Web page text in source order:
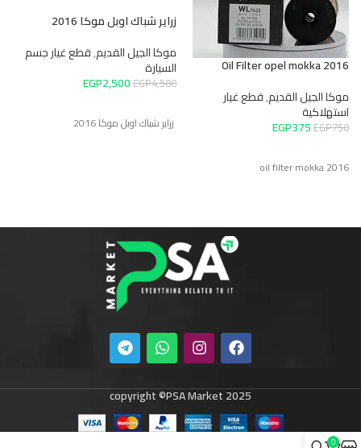
Oil Filter opel mokka 2016
موكا الجيل القديم,قطع غيار
استهلاكية
EGP750
EGP375
oil filter mokka 2016
زراير شباك اوبل موكا 2016
موكا الجيل القديم,قطع غيار جسم
السيارة
EGP4,500
EGP2,500
زراير شباك اوبل موكا 2016
copyright ©PSA Market 2025
0